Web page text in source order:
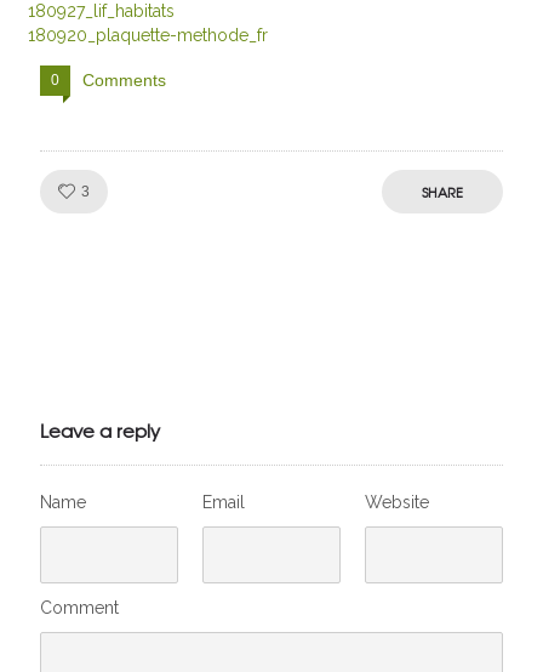
180927_lif_habitats
180920_plaquette-methode_fr
0 Comments
3 SHARE
Leave a reply
Name Email Website
Comment